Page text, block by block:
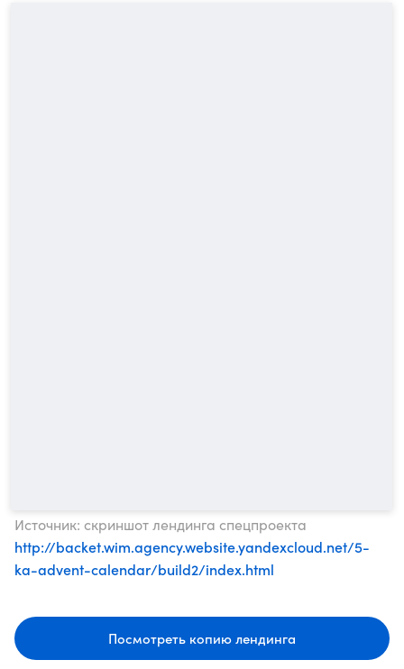
Источник: скриншот лендинга спецпроекта
http://backet.wim.agency.website.yandexcloud.net/5-
ka-advent-calendar/build2/index.html
Посмотреть копию лендинга